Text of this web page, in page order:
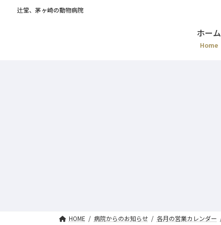
辻堂、茅ヶ崎の動物病院
ホーム
Home
HOME 病院からのお知らせ 各月の営業カレンダー